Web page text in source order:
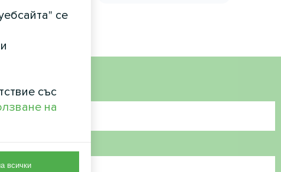
се
със
на
всички